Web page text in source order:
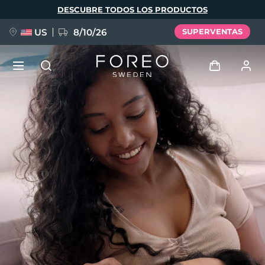
DESCUBRE TODOS LOS PRODUCTOS
US 8/10/26 SUPERVENTAS
Iniciar sesión
Perfil de usuario
Mis dispositivos
Mis pedidos
Mis direcciones
Mis suscripciones
NUEVO
FAQ™ Pure Beauty-Tech Elixir
BREAKING NEWS
issa™ Teeth Whitening Set
Idioma
English Deutsch
Español
Français
Italiano
Português
Polski
Svenska
Русский
Türkçe
简体中文 繁體中文